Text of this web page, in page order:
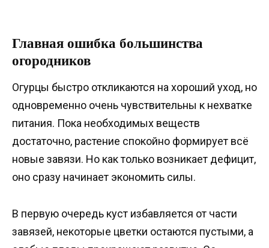
Главная ошибка большинства
огородников
Огурцы быстро откликаются на хороший уход, но
одновременно очень чувствительны к нехватке
питания. Пока необходимых веществ
достаточно, растение спокойно формирует всё
новые завязи. Но как только возникает дефицит,
оно сразу начинает экономить силы.
В первую очередь куст избавляется от части
завязей, некоторые цветки остаются пустыми, а